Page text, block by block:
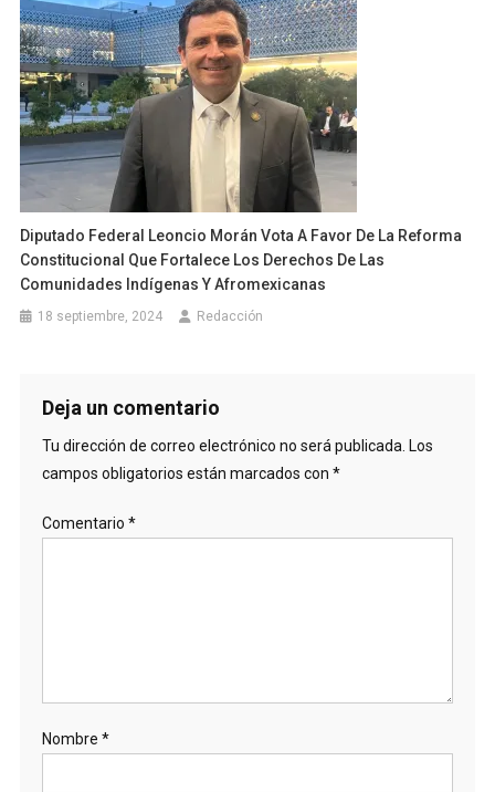
Diputado Federal Leoncio Morán Vota A Favor De La Reforma
Constitucional Que Fortalece Los Derechos De Las
Comunidades Indígenas Y Afromexicanas
18 septiembre, 2024 Redacción
Deja un comentario
Tu dirección de correo electrónico no será publicada. Los
campos obligatorios están marcados con *
Comentario *
Nombre *